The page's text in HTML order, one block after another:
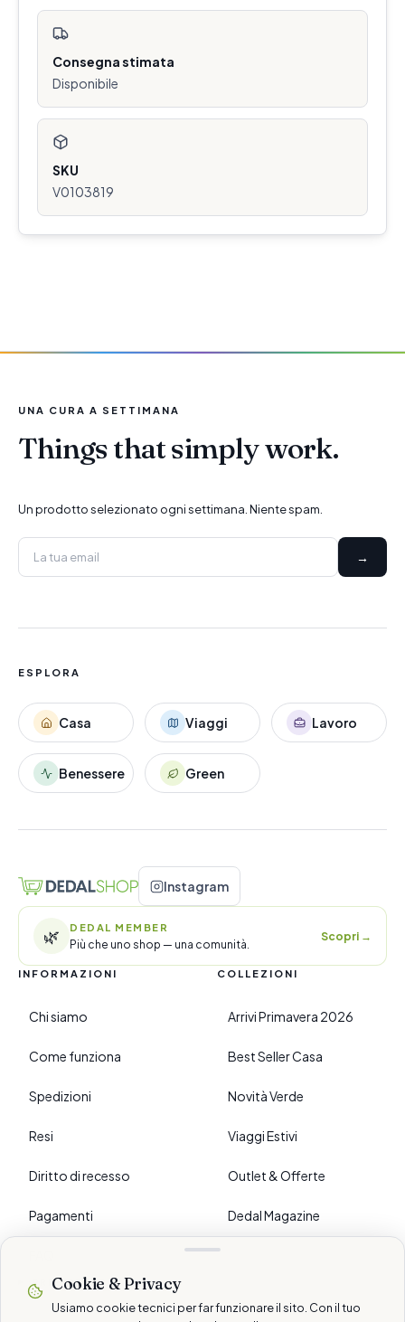
Consegna stimata
Disponibile
SKU
V0103819
UNA CURA A SETTIMANA
Things that simply work.
Un prodotto selezionato ogni settimana. Niente spam.
→
ESPLORA
Casa Viaggi Lavoro
Benessere Green
Instagram
🌿 DEDAL MEMBER
Più che uno shop — una comunità.
Scopri →
INFORMAZIONI
Chi siamo
Come funziona
Spedizioni
Resi
Diritto di recesso
Pagamenti
COLLEZIONI
Arrivi Primavera 2026
Best Seller Casa
Novità Verde
Viaggi Estivi
Outlet & Offerte
Dedal Magazine
›PREFERENZE
Cookie & Privacy
Usiamo cookie tecnici per far funzionare il sito. Con il tuo